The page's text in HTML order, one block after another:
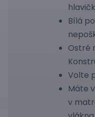
Bílá
Ostré
Volte
Máte
v